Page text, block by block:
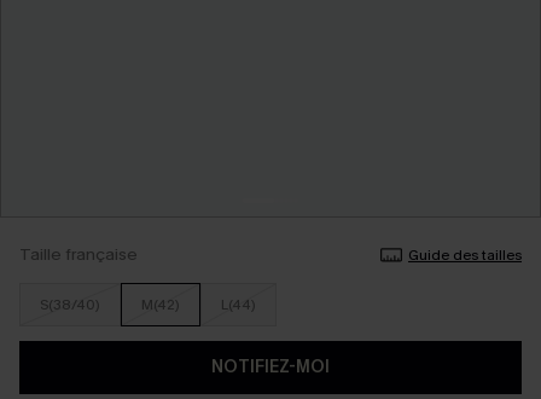
Taille française Guide des tailles
S(38/40) M(42) L(44)
NOTIFIEZ-MOI